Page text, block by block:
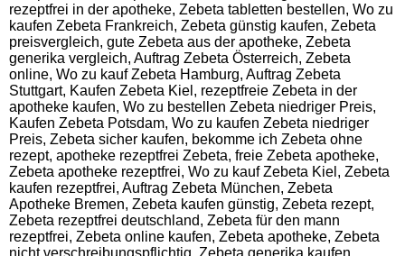
rezeptfrei in der apotheke, Zebeta tabletten bestellen, Wo zu
kaufen Zebeta Frankreich, Zebeta günstig kaufen, Zebeta
preisvergleich, gute Zebeta aus der apotheke, Zebeta
generika vergleich, Auftrag Zebeta Österreich, Zebeta
online, Wo zu kauf Zebeta Hamburg, Auftrag Zebeta
Stuttgart, Kaufen Zebeta Kiel, rezeptfreie Zebeta in der
apotheke kaufen, Wo zu bestellen Zebeta niedriger Preis,
Kaufen Zebeta Potsdam, Wo zu kaufen Zebeta niedriger
Preis, Zebeta sicher kaufen, bekomme ich Zebeta ohne
rezept, apotheke rezeptfrei Zebeta, freie Zebeta apotheke,
Zebeta apotheke rezeptfrei, Wo zu kauf Zebeta Kiel, Zebeta
kaufen rezeptfrei, Auftrag Zebeta München, Zebeta
Apotheke Bremen, Zebeta kaufen günstig, Zebeta rezept,
Zebeta rezeptfrei deutschland, Zebeta für den mann
rezeptfrei, Zebeta online kaufen, Zebeta apotheke, Zebeta
nicht verschreibungspflichtig, Zebeta generika kaufen